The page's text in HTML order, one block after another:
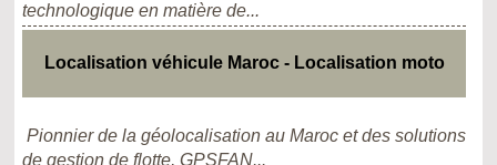
technologique en matière de...
Localisation véhicule Maroc - Localisation moto
Pionnier de la géolocalisation au Maroc et des solutions
de gestion de flotte, GPSFAN...